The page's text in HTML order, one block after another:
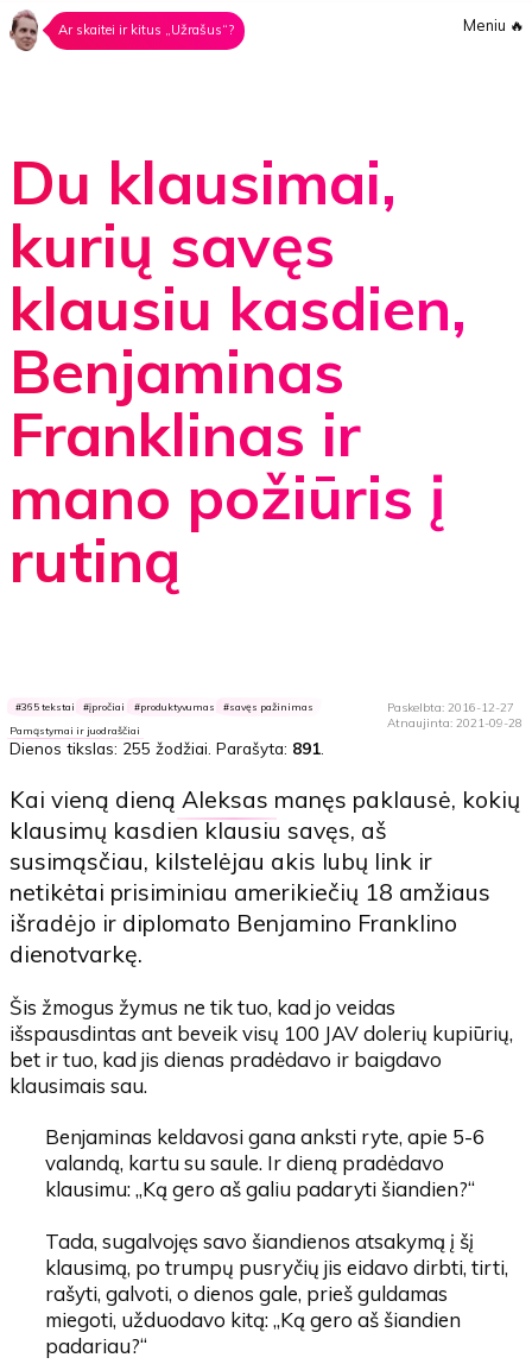
Ar skaitei ir kitus „Užrašus“? Meniu 🔥
Du klausimai,
kurių savęs
klausiu kasdien,
Benjaminas
Franklinas ir
mano požiūris į
rutiną
Paskelbta: 2016-12-27
Atnaujinta: 2021-09-28
365 tekstai įpročiai produktyvumas savęs pažinimas
Pamąstymai ir juodraščiai
Dienos tikslas: 255 žodžiai . Parašyta: 891
Kai vieną dienąAleksas manęs paklausė, kokių
klausimų kasdien klausiu savęs, aš
susimąsčiau, kilstelėjau akis lubų link ir
netikėtai prisiminiau amerikiečių 18 amžiaus
išradėjo ir diplomato Benjamino Franklino
dienotvarkę.
Šis žmogus žymus ne tik tuo, kad jo veidas
išspausdintas ant beveik visų 100 JAV dolerių kupiūrių,
bet ir tuo, kad jis dienas pradėdavo ir baigdavo
klausimais sau.
Benjaminas keldavosi gana anksti ryte, apie 5-6
valandą, kartu su saule. Ir dieną pradėdavo
klausimu: „Ką gero aš galiu padaryti šiandien?“
Tada, sugalvojęs savo šiandienos atsakymą į šį
klausimą, po trumpų pusryčių jis eidavo dirbti, tirti,
rašyti, galvoti, o dienos gale, prieš guldamas
miegoti, užduodavo kitą: „Ką gero aš šiandien
padariau?“